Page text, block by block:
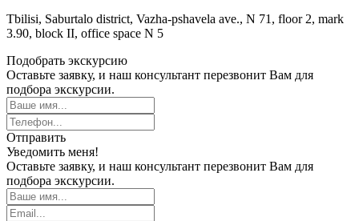
Tbilisi, Saburtalo district, Vazha-pshavela ave., N 71, floor 2, mark
3.90, block II, office space N 5
Подобрать экскурсию
Оставьте заявку, и наш консультант перезвонит Вам для
подбора экскурсии.
Отправить
Уведомить меня!
Оставьте заявку, и наш консультант перезвонит Вам для
подбора экскурсии.